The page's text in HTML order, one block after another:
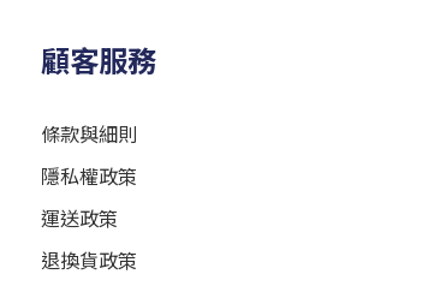
顧客服務
條款與細則
隱私權政策
運送政策
退換貨政策